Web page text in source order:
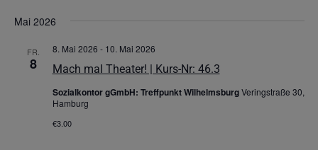
Mai 2026
FR.
8 Mach mal Theater! | Kurs-Nr: 46.3
8. Mai 2026 - 10. Mai 2026
Sozialkontor gGmbH: Treffpunkt WilhelmsburgVeringstraße 30,
Hamburg
€3.00